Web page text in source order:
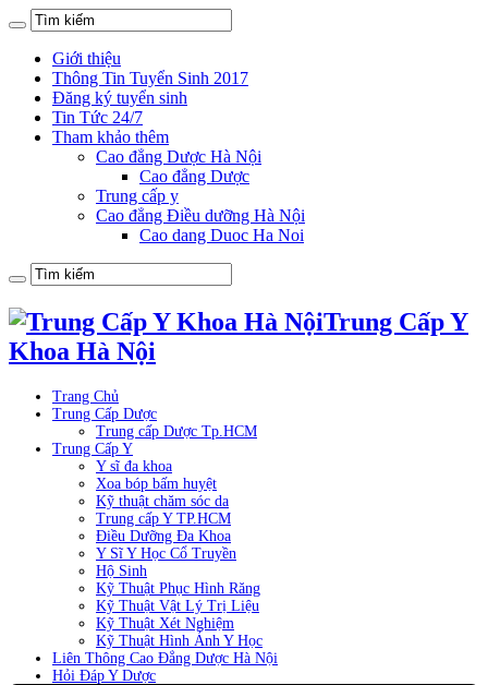
Giới thiệu
Thông Tin Tuyển Sinh 2017
Đăng ký tuyển sinh
Tin Tức 24/7
Tham khảo thêm
Cao đẳng Dược Hà Nội
Cao đẳng Dược
Trung cấp y
Cao đẳng Điều dưỡng Hà Nội
Cao dang Duoc Ha Noi
Trung Cấp Y
Khoa Hà Nội
Trang Chủ
Trung Cấp Dược
Trung cấp Dược Tp.HCM
Trung Cấp Y
Y sĩ đa khoa
Xoa bóp bấm huyệt
Kỹ thuật chăm sóc da
Trung cấp Y TP.HCM
Điều Dưỡng Đa Khoa
Y Sĩ Y Học Cổ Truyền
Hộ Sinh
Kỹ Thuật Phục Hình Răng
Kỹ Thuật Vật Lý Trị Liệu
Kỹ Thuật Xét Nghiệm
Kỹ Thuật Hình Ảnh Y Học
Liên Thông Cao Đẳng Dược Hà Nội
Hỏi Đáp Y Dược